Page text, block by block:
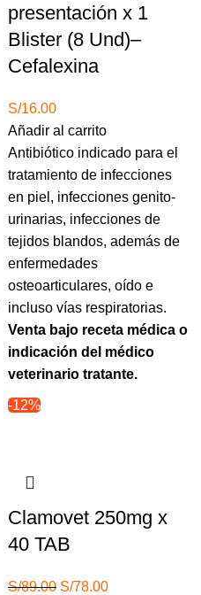
presentación x 1
Blister (8 Und)–
Cefalexina
S/16.00
Añadir al carrito
Antibiótico indicado para el
tratamiento de infecciones
en piel, infecciones genito-
urinarias, infecciones de
tejidos blandos, además de
enfermedades
osteoarticulares, oído e
incluso vías respiratorias.
Venta bajo receta médica o
indicación del médico
veterinario tratante.
-12%
Clamovet 250mg x
40 TAB
S/89.00 El
S/78.00El